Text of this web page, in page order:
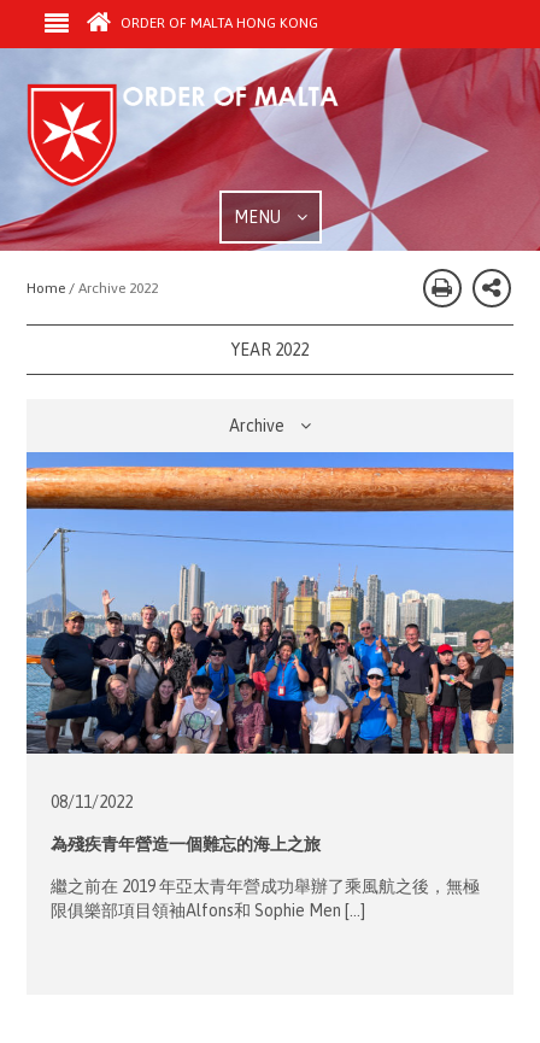
ORDER OF MALTA HONG KONG
MENU
Home / Archive 2022
YEAR 2022
Archive
08/11/2022
為殘疾青年營造一個難忘的海上之旅
繼之前在 2019 年亞太青年營成功舉辦了乘風航之後，無極
限俱樂部項目領袖Alfons和 Sophie Men […]